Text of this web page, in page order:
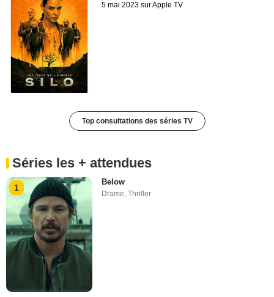
5 mai 2023 sur Apple TV
Top consultations des séries TV
Séries les + attendues
1
Below
Drame ,Thriller